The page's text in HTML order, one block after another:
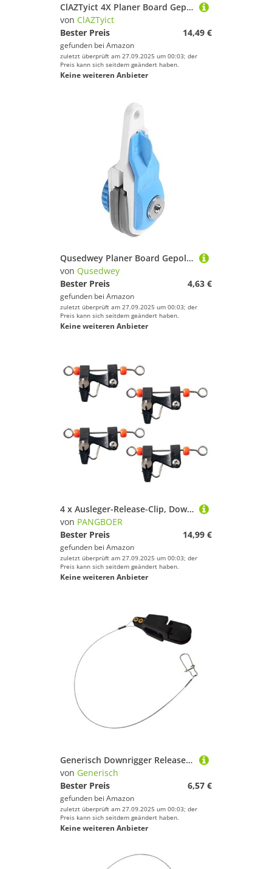
ClAZTyict 4X Planer Board Gepolsterter Release Clip Downrigger Angelschnur Release Snap Stacker Trolling Release Clips 6,2 x 1,9 x 2,6 cm
von ClAZTyict
Bester Preis
14,49 €
gefunden bei Amazon
zuletzt überprüft am 27.09.2025 um 00:03; der
Preis kann sich seitdem geändert haben.
Keine weiteren Anbieter
Qusedwey Planer Board Gepolsterter Release Clip Downrigger Angelschnur Release Snap Stacker Trolling Release Clips 6,2 X 1,9 X 2,6 cm
von Qusedwey
Bester Preis
4,63 €
gefunden bei Amazon
zuletzt überprüft am 27.09.2025 um 00:03; der
Preis kann sich seitdem geändert haben.
Keine weiteren Anbieter
4 x Ausleger-Release-Clip, Downrigger-Entriegelung mit einstellbarer Spannung für Ausleger, Downrigger, verstellbares Hobelbrett
von PANGBOER
Bester Preis
14,99 €
gefunden bei Amazon
zuletzt überprüft am 27.09.2025 um 00:03; der
Preis kann sich seitdem geändert haben.
Keine weiteren Anbieter
Generisch Downrigger Release Clip - Release Clips with Steel Tension Reĺease Clips | Heavy Tension Anti-Slip Accessories, Fishing Downrigger Line Reĺease for Planer, Trolling
von Generisch
Bester Preis
6,57 €
gefunden bei Amazon
zuletzt überprüft am 27.09.2025 um 00:03; der
Preis kann sich seitdem geändert haben.
Keine weiteren Anbieter